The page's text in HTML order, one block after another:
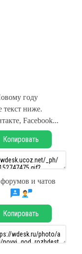
году
текст ниже.
Facebook...
Копировать
и чатов
Копировать